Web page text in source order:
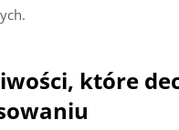
które